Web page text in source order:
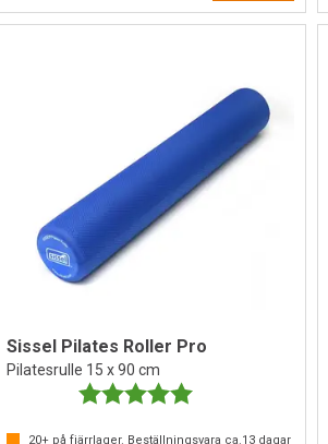
Sissel Pilates Roller Pro
Pilatesrulle 15 x 90 cm
Betyg:
20+ på fjärrlager. Beställningsvara ca.13 dagar